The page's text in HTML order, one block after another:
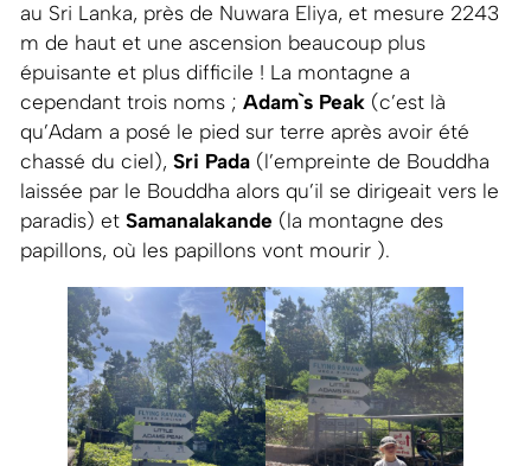
au Sri Lanka, près de Nuwara Eliya, et mesure 2243
m de haut et une ascension beaucoup plus
épuisante et plus difficile ! La montagne a
cependant trois noms ; Adam`s Peak(c’est là
qu’Adam a posé le pied sur terre après avoir été
chassé du ciel), Sri Pada(l’empreinte de Bouddha
laissée par le Bouddha alors qu’il se dirigeait vers le
paradis) et Samanalakande (la montagne des
papillons, où les papillons vont mourir ).